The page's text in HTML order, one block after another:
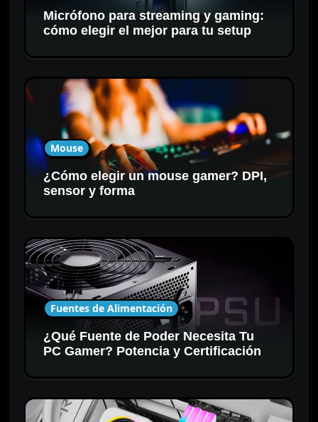
Micrófono para streaming y gaming:
cómo elegir el mejor para tu setup
Mouse
¿Cómo elegir un mouse gamer? DPI,
sensor y forma
Fuentes de Alimentación
¿Qué Fuente de Poder Necesita Tu
PC Gamer? Potencia y Certificación